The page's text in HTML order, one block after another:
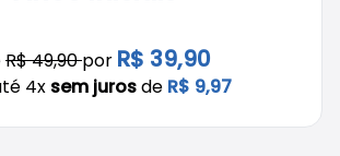
R$ 49,90por R$ 39,90
4x sem jurosde R$ 9,97